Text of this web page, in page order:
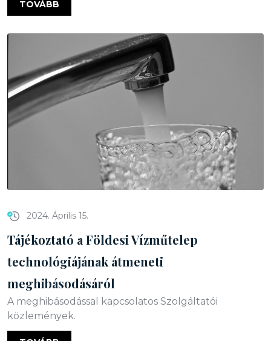
TOVÁBB
2024. Április 15.
Tájékoztató a Földesi Vízműtelep
technológiájának átmeneti
meghibásodásáról
A meghibásodással kapcsolatos Szolgáltatói
közlemények.